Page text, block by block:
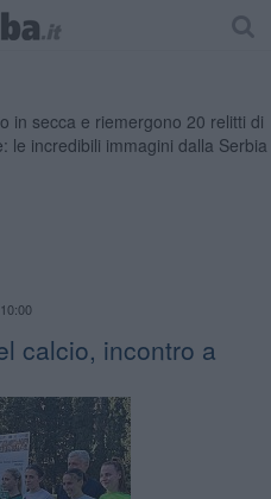
calcio, incontro a